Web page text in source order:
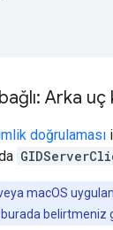
Arka uç
doğrulaması
macOS
belirtmeniz